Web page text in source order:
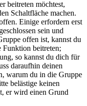
beitreten möchtest,
Schaltfläche machen.
Einige erfordern erst
sein und
offen ist, kannst du
Funktion beitreten;
so kannst du dich für
daraufhin deinen
warum du in die Gruppe
belästige keinen
er wird einen Grund